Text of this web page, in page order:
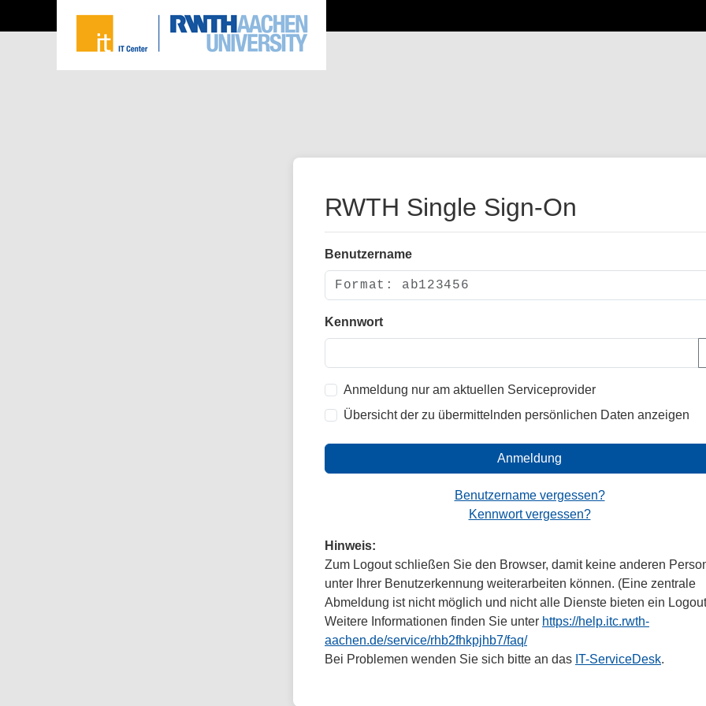
RWTH Single Sign-On
Benutzername
Kennwort
Anmeldung nur am aktuellen Serviceprovider
Übersicht der zu übermittelnden persönlichen Daten anzeigen
Anmeldung
Benutzername vergessen?
Kennwort vergessen?
Hinweis:
Zum Logout schließen Sie den Browser, damit keine anderen
unter Ihrer Benutzerkennung weiterarbeiten können. (Eine zentrale
Abmeldung ist nicht möglich und nicht alle Dienste bieten ein
Weitere Informationen finden Sie unter https://help.itc.rwth-
aachen.de/service/rhb2fhkpjhb7/faq/
Bei Problemen wenden Sie sich bitte an das IT-ServiceDesk.